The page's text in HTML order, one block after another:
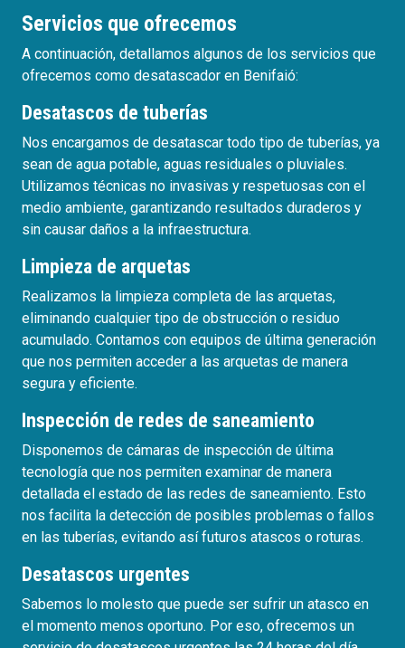
Servicios que ofrecemos
A continuación, detallamos algunos de los servicios que
ofrecemos como desatascador en Benifaió:
Desatascos de tuberías
Nos encargamos de desatascar todo tipo de tuberías, ya
sean de agua potable, aguas residuales o pluviales.
Utilizamos técnicas no invasivas y respetuosas con el
medio ambiente, garantizando resultados duraderos y
sin causar daños a la infraestructura.
Limpieza de arquetas
Realizamos la limpieza completa de las arquetas,
eliminando cualquier tipo de obstrucción o residuo
acumulado. Contamos con equipos de última generación
que nos permiten acceder a las arquetas de manera
segura y eficiente.
Inspección de redes de saneamiento
Disponemos de cámaras de inspección de última
tecnología que nos permiten examinar de manera
detallada el estado de las redes de saneamiento. Esto
nos facilita la detección de posibles problemas o fallos
en las tuberías, evitando así futuros atascos o roturas.
Desatascos urgentes
Sabemos lo molesto que puede ser sufrir un atasco en
el momento menos oportuno. Por eso, ofrecemos un